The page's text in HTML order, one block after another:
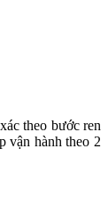
theo bước ren
vận hành theo 2